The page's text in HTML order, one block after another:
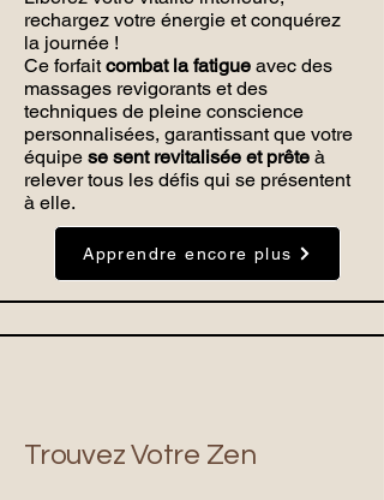
rechargez votre énergie et conquérez
la journée !
Ce forfaitcombat la fatigue avec des
massages revigorants et des
techniques de pleine conscience
personnalisées, garantissant que votre
équipe se sent revitalisée et prête à
relever tous les défis qui se présentent
à elle.
Apprendre encore plus
Trouvez Votre Zen